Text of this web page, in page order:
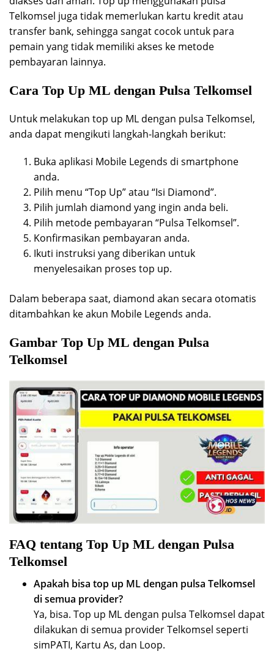
Telkomsel juga tidak memerlukan kartu kredit atau
transfer bank, sehingga sangat cocok untuk para
pemain yang tidak memiliki akses ke metode
pembayaran lainnya.
Cara Top Up ML dengan Pulsa Telkomsel
Untuk melakukan top up ML dengan pulsa Telkomsel,
anda dapat mengikuti langkah-langkah berikut:
Buka aplikasi Mobile Legends di smartphone
anda.
Pilih menu “Top Up” atau “Isi Diamond”.
Pilih jumlah diamond yang ingin anda beli.
Pilih metode pembayaran “Pulsa Telkomsel”.
Konfirmasikan pembayaran anda.
Ikuti instruksi yang diberikan untuk
menyelesaikan proses top up.
Dalam beberapa saat, diamond akan secara otomatis
ditambahkan ke akun Mobile Legends anda.
Gambar Top Up ML dengan Pulsa
Telkomsel
FAQ tentang Top Up ML dengan Pulsa
Telkomsel
Apakah bisa top up ML dengan pulsa Telkomsel
di semua provider?
Ya, bisa. Top up ML dengan pulsa Telkomsel dapat
dilakukan di semua provider Telkomsel seperti
simPATI, Kartu As, dan Loop.